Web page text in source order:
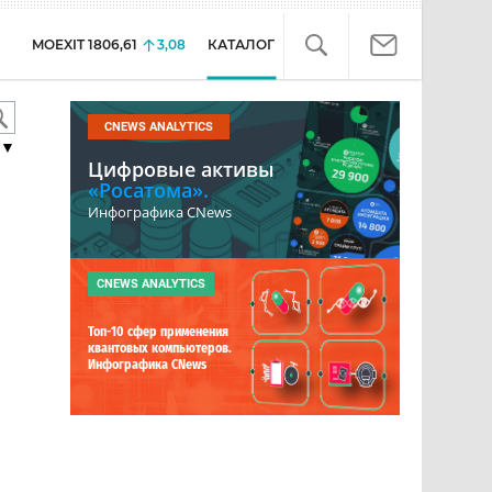
MOEXIT 1806,61 3,08 КАТАЛОГ
▼
CNEWS ANALYTICS
Цифровые активы
«Росатома».
Инфографика CNews
CNEWS ANALYTICS
Топ-10 сфер применения
квантовых компьютеров.
Инфографика CNews